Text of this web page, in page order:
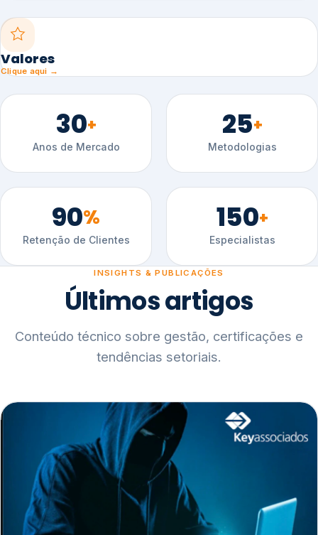
Valores
Clique aqui →
30+
Anos de Mercado
25+
Metodologias
90%
Retenção de Clientes
150+
Especialistas
INSIGHTS & PUBLICAÇÕES
Últimos artigos
Conteúdo técnico sobre gestão, certificações e
tendências setoriais.